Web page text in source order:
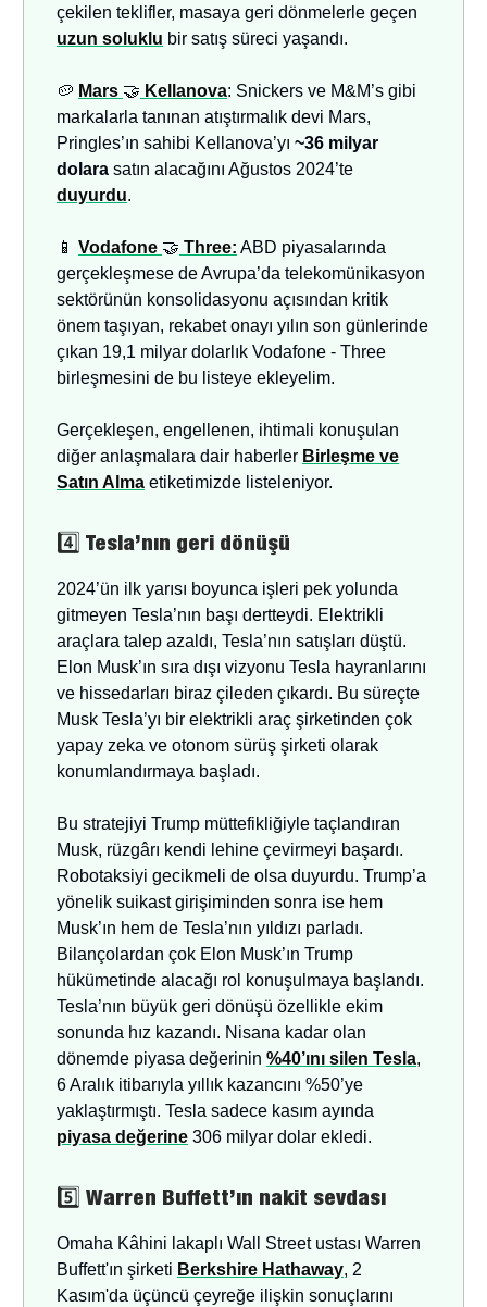
çekilen teklifler, masaya geri dönmelerle geçen
uzun soluklu bir satış süreci yaşandı.
🥔 Mars 🤝 Kellanova: Snickers ve M&M’s gibi
markalarla tanınan atıştırmalık devi Mars,
Pringles’ın sahibi Kellanova’yı ~36 milyar
dolara satın alacağını Ağustos 2024’te
duyurdu.
📱 Vodafone 🤝 Three: ABD piyasalarında
gerçekleşmese de Avrupa’da telekomünikasyon
sektörünün konsolidasyonu açısından kritik
önem taşıyan, rekabet onayı yılın son günlerinde
çıkan 19,1 milyar dolarlık Vodafone - Three
birleşmesini de bu listeye ekleyelim.
Gerçekleşen, engellenen, ihtimali konuşulan
diğer anlaşmalara dair haberler Birleşme ve
Satın Alma etiketimizde listeleniyor.
4️⃣ Tesla’nın geri dönüşü
2024’ün ilk yarısı boyunca işleri pek yolunda
gitmeyen Tesla’nın başı dertteydi. Elektrikli
araçlara talep azaldı, Tesla’nın satışları düştü.
Elon Musk’ın sıra dışı vizyonu Tesla hayranlarını
ve hissedarları biraz çileden çıkardı. Bu süreçte
Musk Tesla’yı bir elektrikli araç şirketinden çok
yapay zeka ve otonom sürüş şirketi olarak
konumlandırmaya başladı.
Bu stratejiyi Trump müttefikliğiyle taçlandıran
Musk, rüzgârı kendi lehine çevirmeyi başardı.
Robotaksiyi gecikmeli de olsa duyurdu. Trump’a
yönelik suikast girişiminden sonra ise hem
Musk’ın hem de Tesla’nın yıldızı parladı.
Bilançolardan çok Elon Musk’ın Trump
hükümetinde alacağı rol konuşulmaya başlandı.
Tesla’nın büyük geri dönüşü özellikle ekim
sonunda hız kazandı. Nisana kadar olan
dönemde piyasa değerinin %40’ını silen Tesla,
6 Aralık itibarıyla yıllık kazancını %50’ye
yaklaştırmıştı. Tesla sadece kasım ayında
piyasa değerine 306 milyar dolar ekledi.
5️⃣ Warren Buffett’ın nakit sevdası
Omaha Kâhini lakaplı Wall Street ustası Warren
Buffett'ın şirketi Berkshire Hathaway, 2
Kasım'da üçüncü çeyreğe ilişkin sonuçlarını